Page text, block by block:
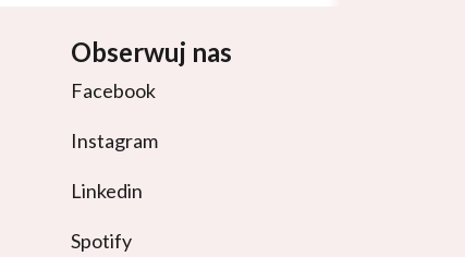
Obserwuj nas
Facebook
Instagram
Linkedin
Spotify